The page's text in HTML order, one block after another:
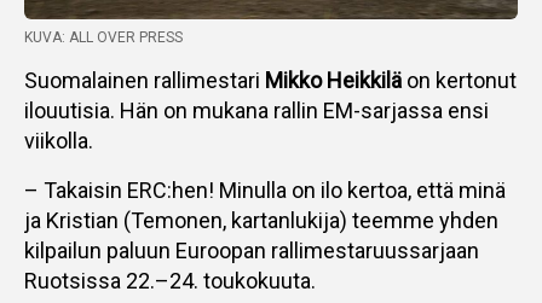
KUVA: ALL OVER PRESS
Suomalainen rallimestari Mikko Heikkilä on kertonut
ilouutisia. Hän on mukana rallin EM-sarjassa ensi
viikolla.
– Takaisin ERC:hen! Minulla on ilo kertoa, että minä
ja Kristian (Temonen, kartanlukija) teemme yhden
kilpailun paluun Euroopan rallimestaruussarjaan
Ruotsissa 22.–24. toukokuuta.